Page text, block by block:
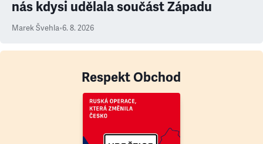
nás kdysi udělala součást Západu
Marek Švehla•6. 8. 2026
Respekt Obchod